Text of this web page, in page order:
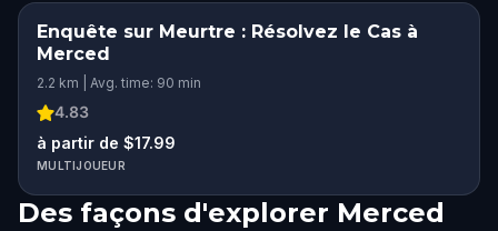
Enquête sur Meurtre : Résolvez le Cas à
Merced
2.2 km | Avg. time: 90 min
4.83
à partir de $17.99
MULTIJOUEUR
Des façons d'explorer Merced